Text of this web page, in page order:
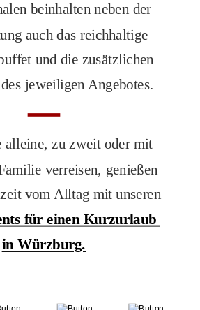
beinhalten neben der
auch das reichhaltige
und die zusätzlichen
jeweiligen Angebotes.
alleine, zu zweit oder mit
verreisen, genießen
vom Alltag mit unseren
für einen Kurzurlaub
in Würzburg.